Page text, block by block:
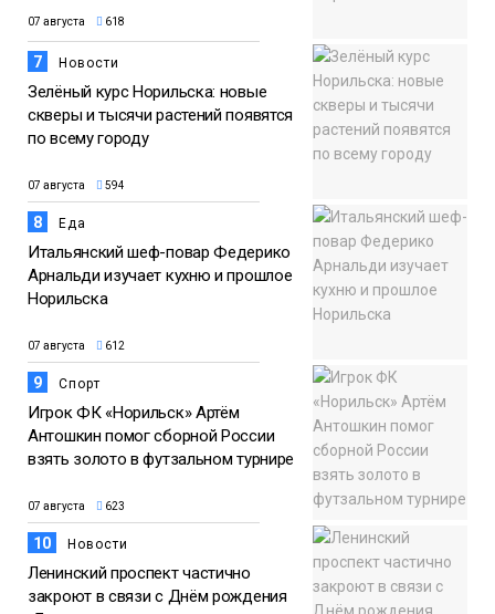
07 августа 618
7 Новости
Зелёный курс Норильска: новые
скверы и тысячи растений появятся
по всему городу
07 августа 594
8 Еда
Итальянский шеф-повар Федерико
Арнальди изучает кухню и прошлое
Норильска
07 августа 612
9 Спорт
Игрок ФК «Норильск» Артём
Антошкин помог сборной России
взять золото в футзальном турнире
07 августа 623
10 Новости
Ленинский проспект частично
закроют в связи с Днём рождения